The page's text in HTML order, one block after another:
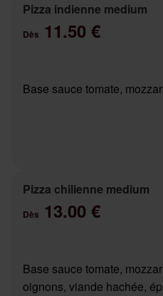
Pizza indienne medium
Dès 11.50 €
Base sauce tomate,
Pizza chilienne medium
Dès 13.00 €
Base sauce tomate,
oignons, viande hachée,